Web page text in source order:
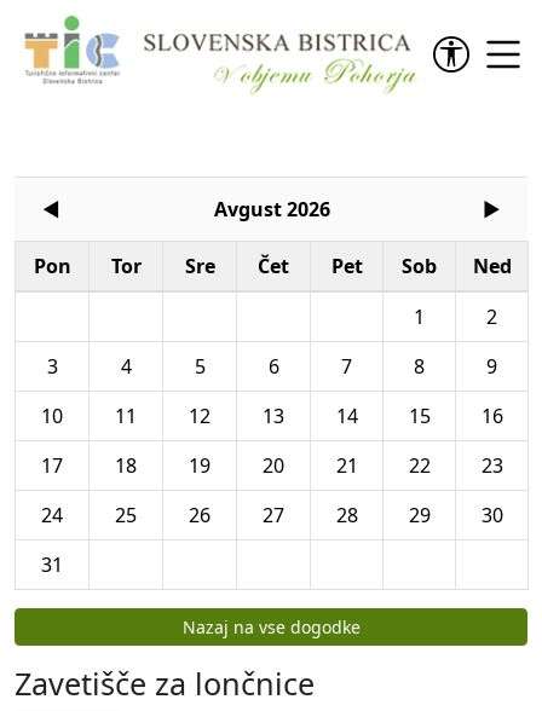
Preskoči na vsebino
Koledar dogodkov
◄ Avgust 2026 ►
Pon Tor Sre Čet Pet Sob
Ned
1
2
3
4 5 6 7 8
9
10
11 12 13 14 15
16
17
18 19 20 21 22
23
24
25 26 27 28 29
30
31
Nazaj na vse dogodke
Zavetišče za lončnice